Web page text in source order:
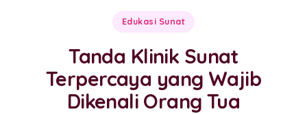
Edukasi Sunat
Tanda Klinik Sunat
Terpercaya yang Wajib
Dikenali Orang Tua